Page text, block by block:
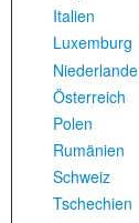
Italien
Luxemburg
Niederlande
Österreich
Polen
Rumänien
Schweiz
Tschechien